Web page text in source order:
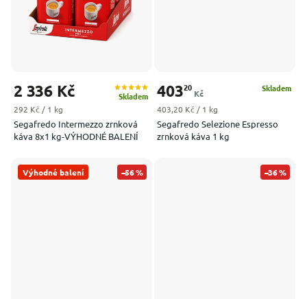
Segafredo Intermezzo zrnková
káva 8x1 kg-VÝHODNÉ BALENÍ
Skladem
2 336 Kč
Měrná cena:
292 Kč / 1 kg
Segafredo Selezione Espresso
zrnková káva 1 kg
Skladem
40320
Kč
Měrná cena:
403,20 Kč / 1 kg
Výhodné balení –56 % –36 %